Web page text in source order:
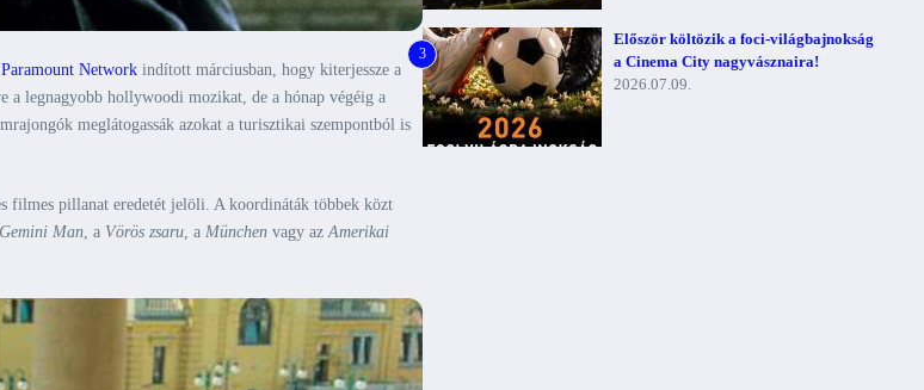
Paramount Network indított márciusban, hogy kiterjessze a
a legnagyobb hollywoodi mozikat, de a hónap végéig a
meglátogassák azokat a turisztikai szempontból is
filmes pillanat eredetét jelöli. A koordináták többek közt
Gemini Man , a Vörös zsaru , a München vagy az Amerikai
3
Először költözik a foci-világbajnokság
a Cinema City nagyvásznaira!
2026.07.09.